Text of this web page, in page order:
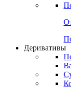
Деривативы